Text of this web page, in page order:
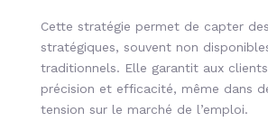
Cette stratégie permet de capter
stratégiques, souvent non
traditionnels. Elle garantit aux
précision et efficacité, même dans
tension sur le marché de l’emploi.